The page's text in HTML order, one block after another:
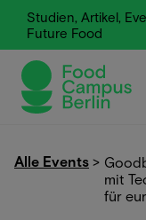
Alle Events >
mit
für
Studien, Artikel,
Future Food